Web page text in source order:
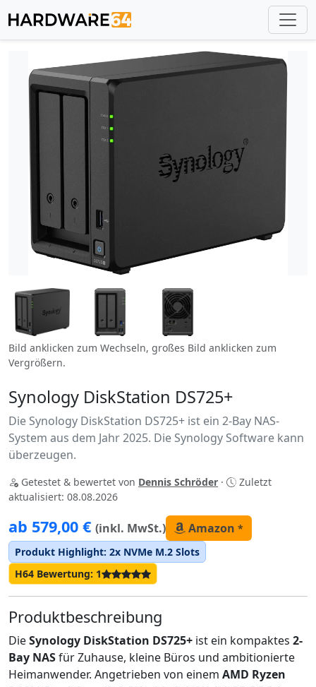
Bild anklicken zum Wechseln, großes Bild anklicken zum
Vergrößern.
Synology DiskStation DS725+
Die Synology DiskStation DS725+ ist ein 2-Bay NAS-
System aus dem Jahr 2025. Die Synology Software kann
überzeugen.
Getestet & bewertet von Dennis Schröder ·
Zuletzt
aktualisiert: 08.08.2026
ab 579,00 € (inkl. MwSt.) Amazon *
Produkt Highlight: 2x NVMe M.2 Slots
H64 Bewertung: 1
Produktbeschreibung
DieSynology DiskStation DS725+ ist ein kompaktes 2-
Bay NASfür Zuhause, kleine Büros und ambitionierte
Heimanwender. Angetrieben von einem AMD Ryzen